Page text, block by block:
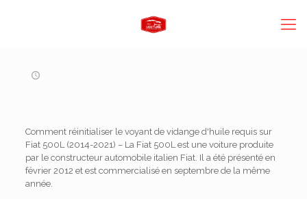
Comment réinitialiser le voyant de vidange d'huile requis sur
Fiat 500L (2014-2021) – La Fiat 500L est une voiture produite
par le constructeur automobile italien Fiat. Il a été présenté en
février 2012 et est commercialisé en septembre de la même
année.